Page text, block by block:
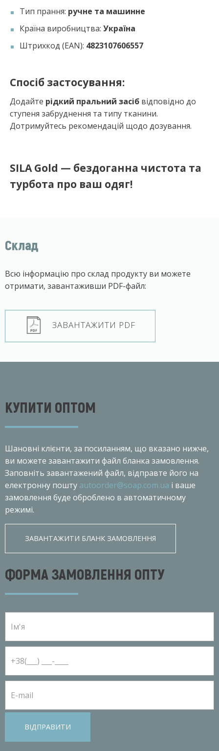
Тип прання: ручне та машинне
Країна виробництва: Україна
Штрихкод (EAN): 4823107606557
Спосіб застосування:
Додайте рідкий пральний засіб відповідно до
ступеня забруднення та типу тканини.
Дотримуйтесь рекомендацій щодо дозування.
SILA Gold — бездоганна чистота та
турбота про ваш одяг!
Склад
Всю інформацію про склад продукту ви можете
отримати, завантаживши PDF-файл:
ЗАВАНТАЖИТИ PDF
КУПИТИ ОПТОМ
Шановнi клiєнти, за посиланням, що вказано нижче,
ви можете завантажити файл бланка замовлення.
Заповніть завантажений файл, відправте його на
електронну пошту autoorder@soap.com.ua і ваше
замовлення буде оброблено в автоматичному
режимі.
ЗАВАНТАЖИТИ БЛАНК ЗАМОВЛЕННЯ
ФОРМА ЗАМОВЛЕННЯ ОПТУ
ВІДПРАВИТИ